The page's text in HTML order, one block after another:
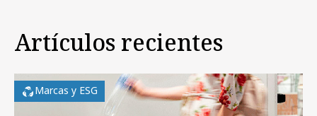
Artículos recientes
Marcas y ESG